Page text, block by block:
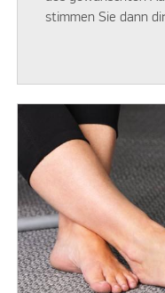
stimmen Sie dann